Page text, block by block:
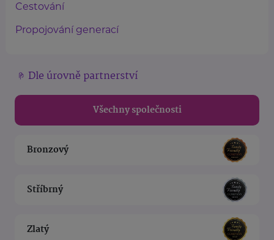
Cestování
Propojování generací
Dle úrovně partnerství
Všechny společnosti
Bronzový
Stříbrný
Zlatý